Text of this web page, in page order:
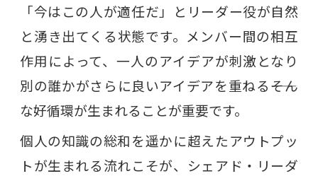
「今はこの人が適任だ」とリーダー役が自然
と湧き出てくる状態です。メンバー間の相互
作用によって、一人のアイデアが刺激となり
別の誰かがさらに良いアイデアを重ねる――そん
な好循環が生まれることが重要です。
個人の知識の総和を遥かに超えたアウトプッ
トが生まれる流れこそが、シェアド・リーダ